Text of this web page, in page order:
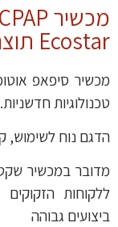
Ecostar תוצרת SEFAM – מיוצר בצרפת
טכנולוגיות חדשניות.
הדגם נוח לשימוש,
ללקוחות
ביצועים גבוהה